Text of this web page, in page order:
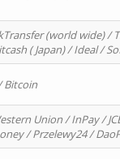
(world wide) /
( Japan) / Ideal /
Bitcoin
Union / InPay /
/ Przelewy24 /